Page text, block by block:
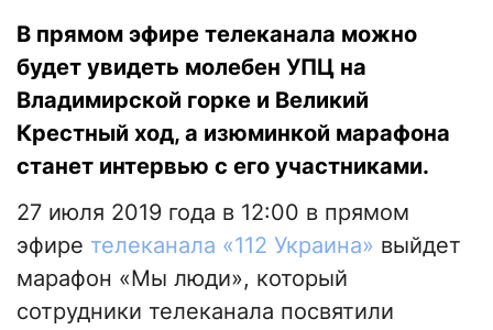
В прямом эфире телеканала можно
будет увидеть молебен УПЦ на
Владимирской горке и Великий
Крестный ход, а изюминкой марафона
станет интервью с его участниками.
27 июля 2019 года в 12:00 в прямом
эфире телеканала «112 Украина» выйдет
марафон «Мы люди», который
сотрудники телеканала посвятили